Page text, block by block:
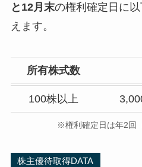
と12月末の権利確定日に
えます。
所有株式数
100株以上
※権利確定日は年2回
株主優待取得DATA